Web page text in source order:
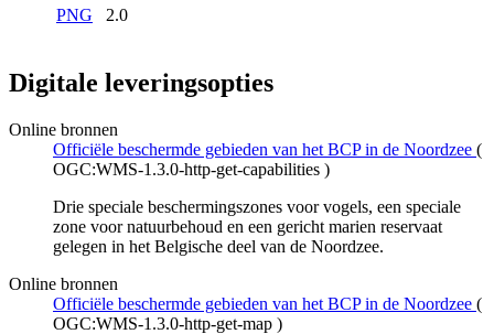
PNG 2.0
Digitale leveringsopties
Online bronnen
Officiële beschermde gebieden van het BCP in de Noordzee (
OGC:WMS-1.3.0-http-get-capabilities )
Drie speciale beschermingszones voor vogels, een speciale
zone voor natuurbehoud en een gericht marien reservaat
gelegen in het Belgische deel van de Noordzee.
Online bronnen
Officiële beschermde gebieden van het BCP in de Noordzee (
OGC:WMS-1.3.0-http-get-map )